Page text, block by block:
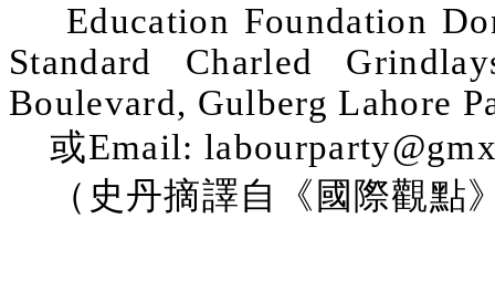
Education Foundation
Standard Charled
Boulevard, Gulberg Lahore
或Email:
（史丹摘譯自《國際觀點